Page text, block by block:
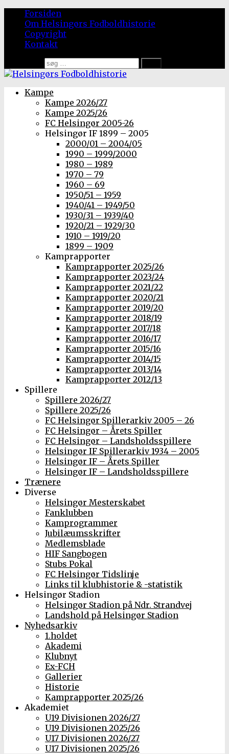
Forsiden
Om Helsingørs Fodboldhistorie
Copyright
Kontakt
Kampe
Kampe 2026/27
Kampe 2025/26
FC Helsingør 2005-26
Helsingør IF 1899 – 2005
2000/01 – 2004/05
1990 – 1999/2000
1980 – 1989
1970 – 79
1960 – 69
1950/51 – 1959
1940/41 – 1949/50
1930/31 – 1939/40
1920/21 – 1929/30
1910 – 1919/20
1899 – 1909
Kamprapporter
Kamprapporter 2025/26
Kamprapporter 2023/24
Kamprapporter 2021/22
Kamprapporter 2020/21
Kamprapporter 2019/20
Kamprapporter 2018/19
Kamprapporter 2017/18
Kamprapporter 2016/17
Kamprapporter 2015/16
Kamprapporter 2014/15
Kamprapporter 2013/14
Kamprapporter 2012/13
Spillere
Spillere 2026/27
Spillere 2025/26
FC Helsingør Spillerarkiv 2005 – 26
FC Helsingør – Årets Spiller
FC Helsingør – Landsholdsspillere
Helsingør IF Spillerarkiv 1934 – 2005
Helsingør IF – Årets Spiller
Helsingør IF – Landsholdsspillere
Trænere
Diverse
Helsingør Mesterskabet
Fanklubben
Kamprogrammer
Jubilæumsskrifter
Medlemsblade
HIF Sangbogen
Stubs Pokal
FC Helsingør Tidslinje
Links til klubhistorie & -statistik
Helsingør Stadion
Helsingør Stadion på Ndr. Strandvej
Landshold på Helsingør Stadion
Nyhedsarkiv
1.holdet
Akademi
Klubnyt
Ex-FCH
Gallerier
Historie
Kamprapporter 2025/26
Akademiet
U19 Divisionen 2026/27
U19 Divisionen 2025/26
U17 Divisionen 2026/27
U17 Divisionen 2025/26